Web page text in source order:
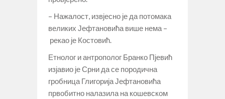
– Нажалост, извјесно је да потомака
великих Јефтановића више нема –
рекао је Костовић.
Етнолог и антрополог Бранко Пјевић
изјавио је Срни да се породична
гробница Глигорија Јефтановића
првобитно налазила на кошевском